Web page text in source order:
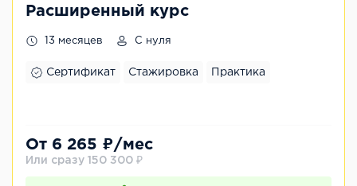
Расширенный курс
13 месяцев С нуля
Сертификат Стажировка Практика
От 6 265 ₽/мес
Или сразу 150 300 ₽